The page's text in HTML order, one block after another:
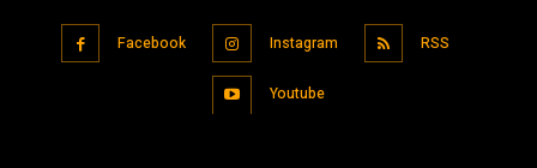
Facebook Instagram RSS
Youtube